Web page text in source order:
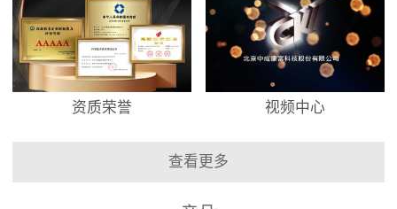
资质荣誉 视频中心
查看更多